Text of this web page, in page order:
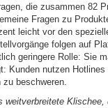
die zusammen 82
Fragen zu
leicht vor den
folgen auf
geringere Rolle: Sie
Kunden nutzen
zu beschweren.
weitverbreitete